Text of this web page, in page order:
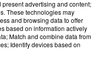
pour Dennlys
advertising and content;
These technologies may
and browsing data to offer
based on information actively
Match and combine data from
Identify devices based on